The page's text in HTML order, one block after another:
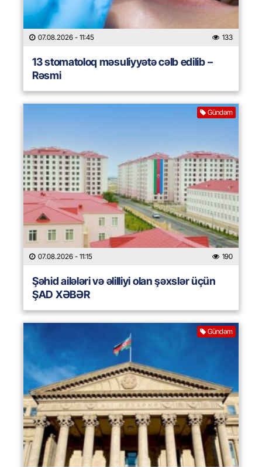
07.08.2026 - 11:45 133
13 stomatoloq məsuliyyətə cəlb edilib –
Rəsmi
Gündəm
07.08.2026 - 11:15 190
Şəhid ailələri və əlilliyi olan şəxslər üçün
ŞAD XƏBƏR
Gündəm